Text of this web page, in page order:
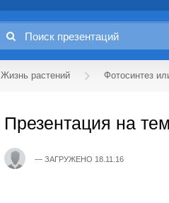
Жизнь растений Фотосинтез
Презентация на
ЗАГРУЖЕНО 18.11.16